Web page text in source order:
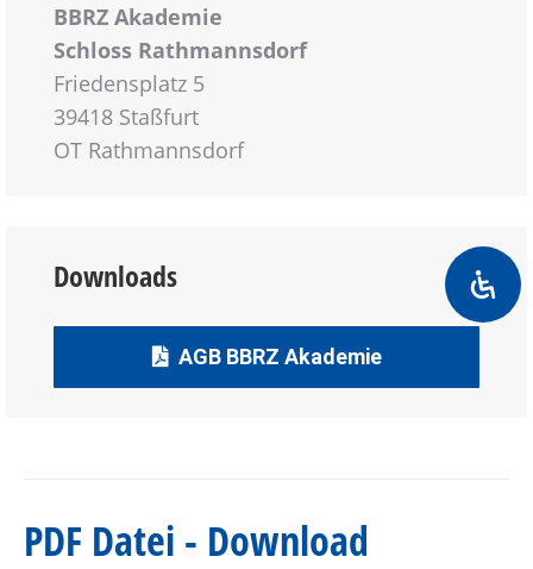
BBRZ Akademie
Schloss Rathmannsdorf
Friedensplatz 5
39418 Staßfurt
OT Rathmannsdorf
Downloads
AGB BBRZ Akademie
PDF Datei - Download